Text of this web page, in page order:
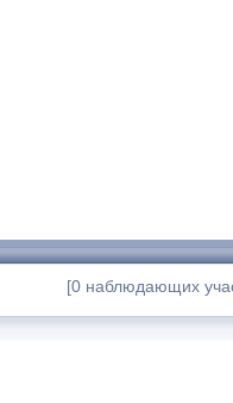
[0 наблюдающих